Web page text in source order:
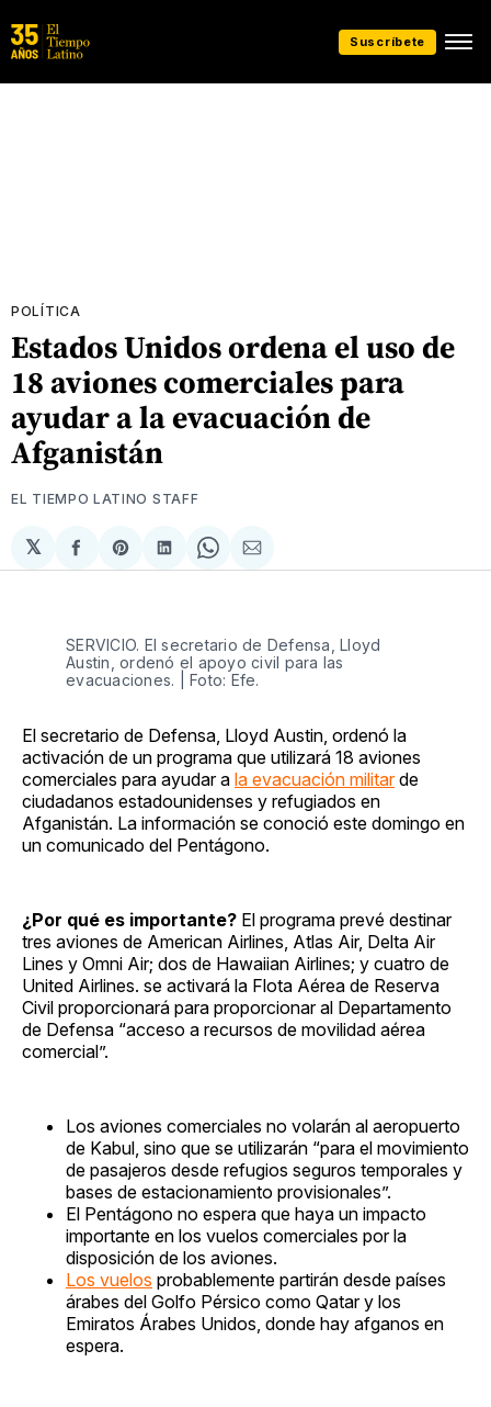
Suscríbete
POLÍTICA
Estados Unidos ordena el uso de
18 aviones comerciales para
ayudar a la evacuación de
Afganistán
EL TIEMPO LATINO STAFF
𝕏
Compartir
en
Share
on
Compartir
en
Share
on
Compartir
via
SERVICIO. El secretario de Defensa, Lloyd
Austin, ordenó el apoyo civil para las
evacuaciones. | Foto: Efe.
El secretario de Defensa, Lloyd Austin, ordenó la
activación de un programa que utilizará 18 aviones
comerciales para ayudar a la evacuación militarde
ciudadanos estadounidenses y refugiados en
Afganistán. La información se conoció este domingo en
un comunicado del Pentágono.
¿Por qué es importante? El programa prevé destinar
tres aviones de American Airlines, Atlas Air, Delta Air
Lines y Omni Air; dos de Hawaiian Airlines; y cuatro de
United Airlines. se activará la Flota Aérea de Reserva
Civil proporcionará para proporcionar al Departamento
de Defensa “acceso a recursos de movilidad aérea
comercial”.
Los aviones comerciales no volarán al aeropuerto
de Kabul, sino que se utilizarán “para el movimiento
de pasajeros desde refugios seguros temporales y
bases de estacionamiento provisionales”.
El Pentágono no espera que haya un impacto
importante en los vuelos comerciales por la
disposición de los aviones.
Los vuelos probablemente partirán desde países
árabes del Golfo Pérsico como Qatar y los
Emiratos Árabes Unidos, donde hay afganos en
espera.